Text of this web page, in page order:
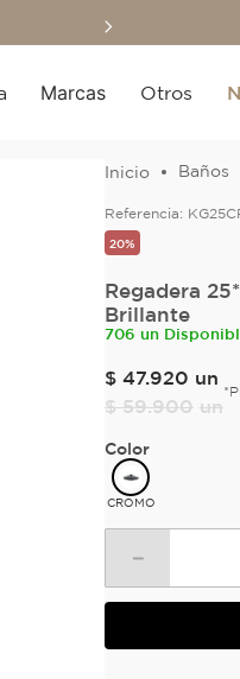
Marcas Otros
Baños
Referencia:
20%
Regadera
Brillante
706 un
$ 47.920 un
$ 59.900 un
Color
CROMO
－